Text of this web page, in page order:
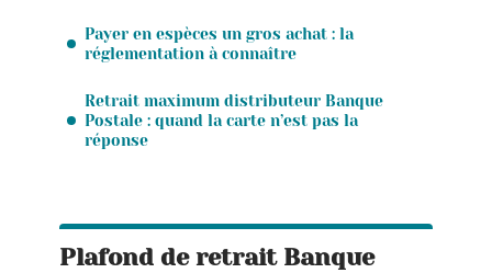
Payer en espèces un gros achat : la
réglementation à connaître
Retrait maximum distributeur Banque
Postale : quand la carte n’est pas la
réponse
Plafond de retrait Banque